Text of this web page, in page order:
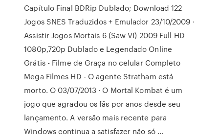
Capítulo Final BDRip Dublado; Download 122
Jogos SNES Traduzidos + Emulador 23/10/2009 ·
Assistir Jogos Mortais 6 (Saw VI) 2009 Full HD
1080p,720p Dublado e Legendado Online
Grátis - Filme de Graça no celular Completo
Mega Filmes HD - O agente Stratham está
morto. O 03/07/2013 · O Mortal Kombat é um
jogo que agradou os fãs por anos desde seu
lançamento. A versão mais recente para
Windows continua a satisfazer não só …